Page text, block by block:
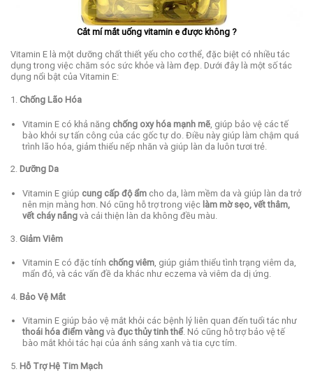
Cắt mí mắt uống vitamin e được không ?
Vitamin E là một dưỡng chất thiết yếu cho cơ thể, đặc biệt có nhiều tác
dụng trong việc chăm sóc sức khỏe và làm đẹp. Dưới đây là một số tác
dụng nổi bật của Vitamin E:
1. Chống Lão Hóa
Vitamin E có khả năng chống oxy hóa mạnh mẽ, giúp bảo vệ các tế
bào khỏi sự tấn công của các gốc tự do. Điều này giúp làm chậm quá
trình lão hóa, giảm thiểu nếp nhăn và giúp làn da luôn tươi trẻ.
2. Dưỡng Da
Vitamin E giúp cung cấp độ ẩmcho da, làm mềm da và giúp làn da trở
nên mịn màng hơn. Nó cũng hỗ trợ trong việc làm mờ sẹo, vết thâm,
vết cháy nắngvà cải thiện làn da không đều màu.
3. Giảm Viêm
Vitamin E có đặc tính chống viêm, giúp giảm thiểu tình trạng viêm da,
mẩn đỏ, và các vấn đề da khác như eczema và viêm da dị ứng.
4. Bảo Vệ Mắt
Vitamin E giúp bảo vệ mắt khỏi các bệnh lý liên quan đến tuổi tác như
thoái hóa điểm vàngvà đục thủy tinh thể. Nó cũng hỗ trợ bảo vệ tế
bào mắt khỏi tác hại của ánh sáng xanh và tia cực tím.
5. Hỗ Trợ Hệ Tim Mạch